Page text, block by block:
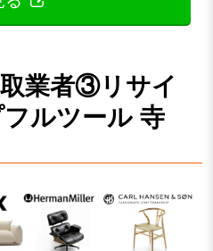
業者③リサイ
ルツール 寺